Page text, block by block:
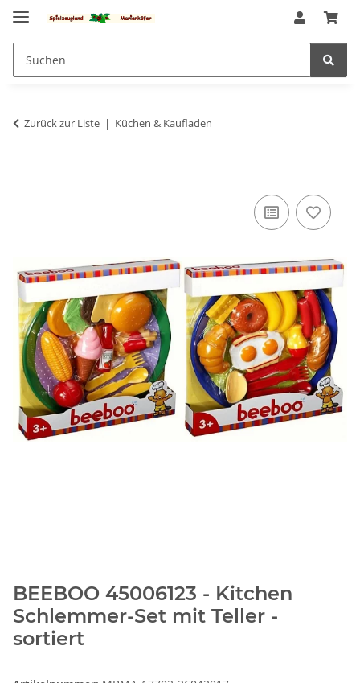
Zurück zur Liste Küchen & Kaufladen
BEEBOO 45006123 - Kitchen
Schlemmer-Set mit Teller -
sortiert